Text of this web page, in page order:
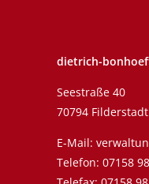
dietrich-
Seestraße 40
70794 Filderstadt
E-Mail:
Telefon: 07158